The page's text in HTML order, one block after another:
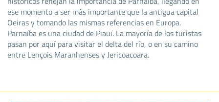
ese momento a ser más importante que la antigua capital
Oeiras y tomando las mismas referencias en Europa.
Parnaíba es una ciudad de Piauí. La mayoría de los turistas
pasan por aquí para visitar el delta del río, o en su camino
entre Lençois Maranhenses y Jericoacoara.